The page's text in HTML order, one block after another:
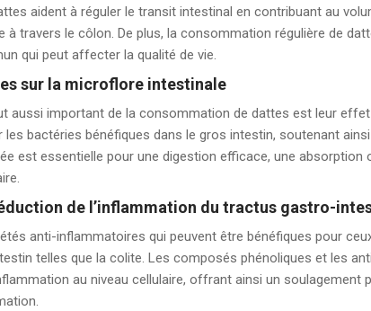
aident à réguler le transit intestinal en contribuant au
à travers le côlon. De plus, la consommation régulière de
qui peut affecter la qualité de vie.
sur la microflore intestinale
aussi important de la consommation de dattes est leur
bactéries bénéfiques dans le gros intestin, soutenant
est essentielle pour une digestion efficace, une
de l’inflammation du tractus gastro-
anti-inflammatoires qui peuvent être bénéfiques pour
telles que la colite. Les composés phénoliques et les
au niveau cellulaire, offrant ainsi un soulagement